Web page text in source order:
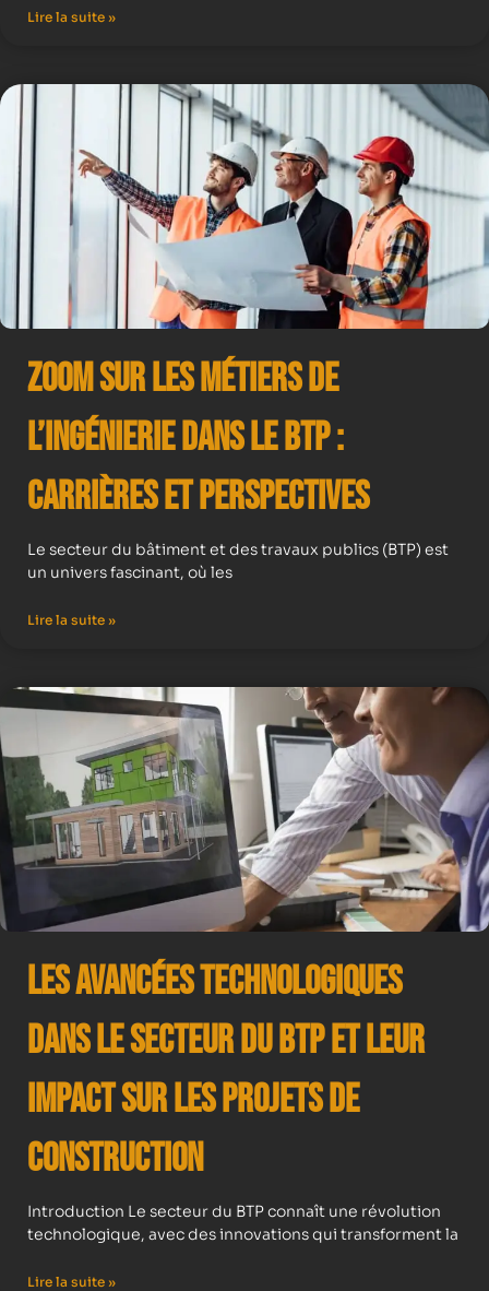
Lire la suite »
Zoom sur les Métiers de
l’Ingénierie dans le BTP :
Carrières et Perspectives
Le secteur du bâtiment et des travaux publics (BTP) est
un univers fascinant, où les
Lire la suite »
Les avancées technologiques
dans le secteur du BTP et leur
impact sur les projets de
construction
Introduction Le secteur du BTP connaît une révolution
technologique, avec des innovations qui transforment la
Lire la suite »